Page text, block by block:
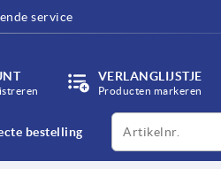
service
VERLANGLIJSTJE
Producten markeren
bestelling
productCode